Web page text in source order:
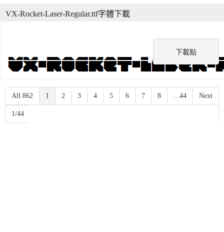
下載點
VX-Rocket-Laser-Regular.ttf字體下載
All 862 1 2 3 4 5 6 7 8 ...44 Next
1/44